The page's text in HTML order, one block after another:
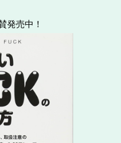
発売中！